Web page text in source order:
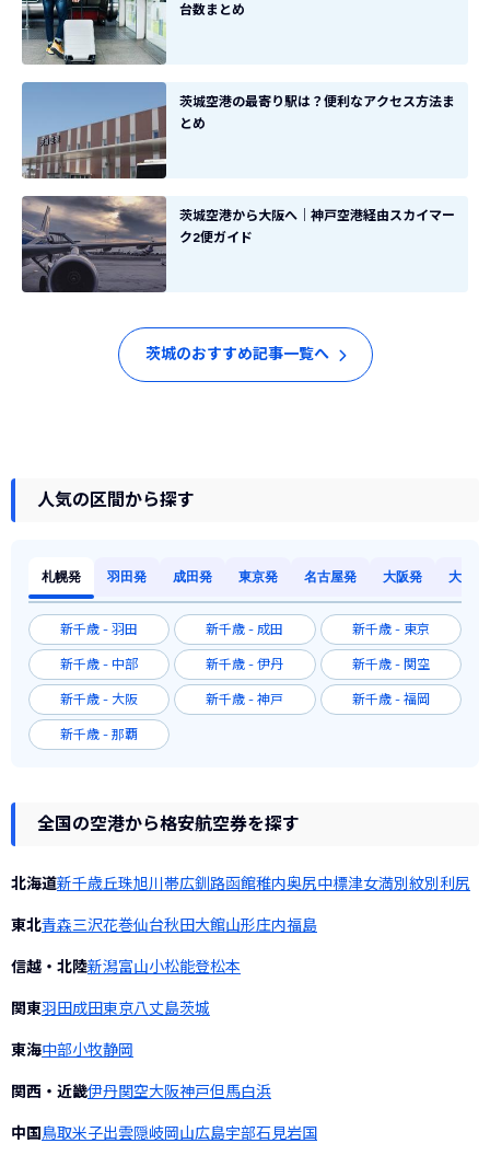
台数まとめ
茨城空港の最寄り駅は？便利なアクセス方法ま
とめ
茨城空港から大阪へ｜神戸空港経由スカイマー
ク2便ガイド
茨城のおすすめ記事一覧へ
人気の区間から探す
札幌発 羽田発 成田発 東京発 名古屋発 大阪発 大阪発
新千歳 - 羽田 新千歳 - 成田 新千歳 - 東京
新千歳 - 中部 新千歳 - 伊丹 新千歳 - 関空
新千歳 - 大阪 新千歳 - 神戸 新千歳 - 福岡
新千歳 - 那覇
全国の空港から格安航空券を探す
北海道新千歳丘珠旭川 帯広釧路函館稚内奥尻中標津女満別 紋別 利尻
東北青森三沢花巻仙台秋田大館山形庄内福島
信越・北陸新潟富山小松能登松本
関東羽田成田東京八丈島茨城
東海中部小牧静岡
関西・近畿伊丹関空大阪神戸但馬白浜
中国鳥取米子出雲隠岐岡山広島宇部石見岩国